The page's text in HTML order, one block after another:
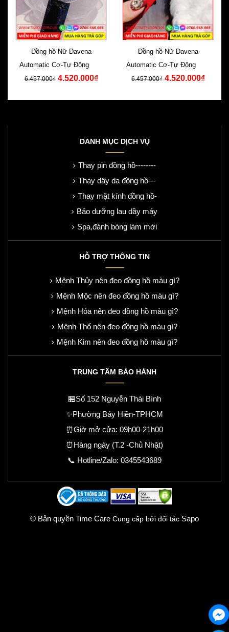
Đồng hồ Nữ Davena
Automatic Cơ-Tự Động Dây
Da Đen Swarovski
6.457.000₫ 4.520.000₫
Đồng hồ Nữ Davena
Automatic Cơ-Tự Động Dây
Da Đỏ Swarovski
6.457.000₫ 4.520.000₫
DANH MỤC DỊCH VỤ
Thay pin đồng hồ--------
Thay dây da đồng hồ---
Thay mặt kính đồng hồ-
Bảo dưỡng lau dầy máy
Spa,đánh bóng làm mới
HỖ TRỢ THÔNG TIN
Mệnh Thủy nên đeo đồng hồ màu gì?
Mệnh Mộc nên đeo đồng hồ màu gì?
Mệnh Hỏa nên đeo đồng hồ màu gì?
Mệnh Thổ nên đeo đồng hồ màu gì?
Mệnh Kim nên đeo đồng hồ màu gì?
TRUNG TÂM BẢO HÀNH
🏪Số 152 Nguyễn Thái Bình
✨Phường Bảy Hiền-TPHCM
⏰Giờ mở cửa: 09h00-21h00
⏰Hàng ngày (T.2 -Chủ Nhật)
📞 Hotline/Zalo: 0345543689
© Bản quyền Time Care Cung cấp bởi đối tác Sapo